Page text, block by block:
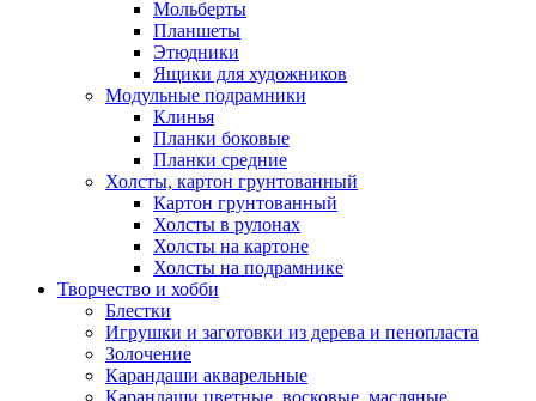
Мольберты
Планшеты
Этюдники
Ящики для художников
Модульные подрамники
Клинья
Планки боковые
Планки средние
Холсты, картон грунтованный
Картон грунтованный
Холсты в рулонах
Холсты на картоне
Холсты на подрамнике
Творчество и хобби
Блестки
Игрушки и заготовки из дерева и пенопласта
Золочение
Карандаши акварельные
Карандаши цветные, восковые, масляные,